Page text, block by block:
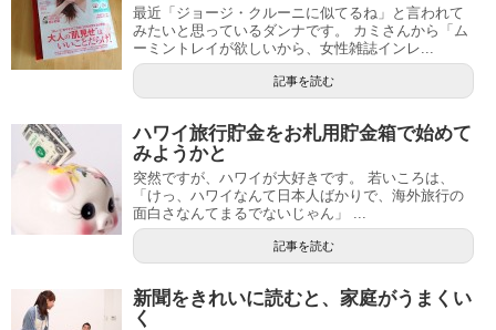
最近「ジョージ・クルーニに似てるね」と言われて
みたいと思っているダンナです。 カミさんから「ム
ーミントレイが欲しいから、女性雑誌インレ...
記事を読む
ハワイ旅行貯金をお札用貯金箱で始めて
みようかと
突然ですが、ハワイが大好きです。 若いころは、
「けっ、ハワイなんて日本人ばかりで、海外旅行の
面白さなんてまるでないじゃん」 ...
記事を読む
新聞をきれいに読むと、家庭がうまくい
く